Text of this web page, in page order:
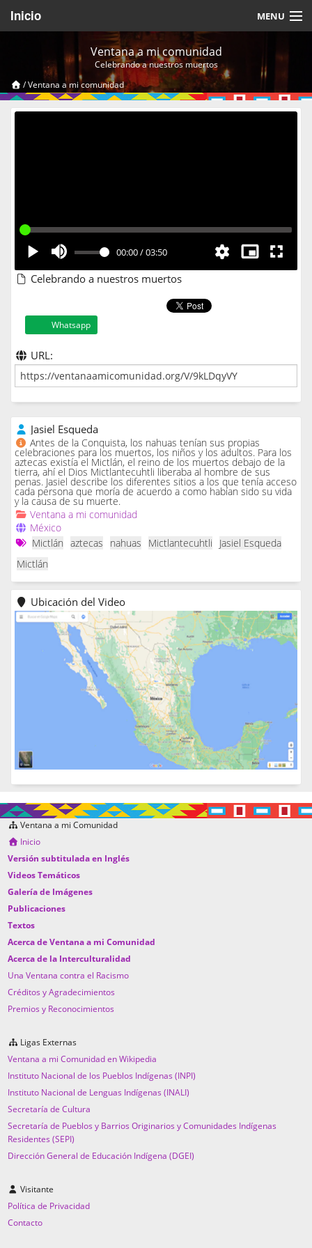
Inicio MENU
Videos Temáticos
Cerrar Sesión
Ventana a mi comunidad
Celebrando a nuestros muertos
/Ventana a mi comunidad
00:00/03:50
Celebrando a nuestros muertos
Whatsapp
URL:
Jasiel Esqueda
Antes de la Conquista, los nahuas tenían sus propias
celebraciones para los muertos, los niños y los adultos. Para los
aztecas existía el Mictlán, el reino de los muertos debajo de la
tierra, ahí el Dios Mictlantecuhtli liberaba al hombre de sus
penas. Jasiel describe los diferentes sitios a los que tenía acceso
cada persona que moría de acuerdo a como habían sido su vida
y la causa de su muerte.
Ventana a mi comunidad
México
Mictlán aztecas nahuas Mictlantecuhtli
Jasiel Esqueda
Mictlán
Ubicación del Video
Ventana a mi Comunidad
Inicio
Versión subtitulada en Inglés
Videos Temáticos
Galería de Imágenes
Publicaciones
Textos
Acerca de Ventana a mi Comunidad
Acerca de la Interculturalidad
Una Ventana contra el Racismo
Créditos y Agradecimientos
Premios y Reconocimientos
Ligas Externas
Ventana a mi Comunidad en Wikipedia
Instituto Nacional de los Pueblos Indígenas (INPI)
Instituto Nacional de Lenguas Indígenas (INALI)
Secretaría de Cultura
Secretaría de Pueblos y Barrios Originarios y Comunidades Indígenas
Residentes (SEPI)
Dirección General de Educación Indígena (DGEI)
Visitante
Política de Privacidad
Contacto